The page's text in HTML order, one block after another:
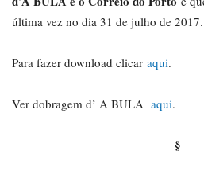
última vez no dia 31 de julho de 2017.
Para fazer download clicar aqui.
Ver dobragem d’ A BULA aqui.
§